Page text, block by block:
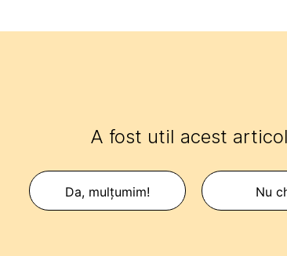
A fost util acest
Da, mulțumim! Nu